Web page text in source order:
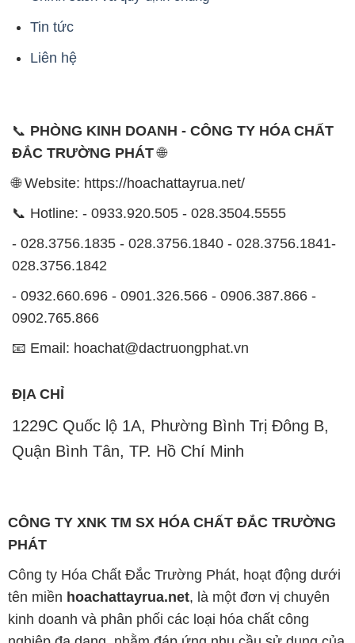
📞
PHÒNG KINH DOANH - CÔNG TY HÓA CHẤT
ĐẮC TRƯỜNG PHÁT
- 028.3756.1835 - 028.3756.1840 - 028.3756.1841-
0902.765.866
📧 Email: hoachat@dactruongphat.vn
ĐỊA CHỈ
1229C Quốc lộ 1A, Phường Bình Trị Đông B,
Quận Bình Tân, TP. Hồ Chí Minh
CÔNG TY XNK TM SX HÓA CHẤT ĐẮC TRƯỜNG
PHÁT
kinh doanh và phân phối các loại hóa chất công
nghiệp đa dạng, nhằm đáp ứng nhu cầu sử dụng của
khách hàng một cách tốt nhất.
Chúng tôi cam kết mang đến sự hài lòng và đáp ứng
mọi nhu cầu của khách hàng với tiêu chí hàng đầu.